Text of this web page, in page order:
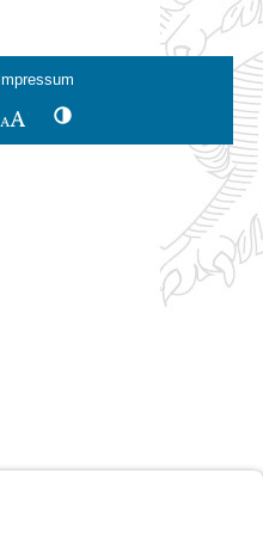
Impressum
SchriftgrößeKontrastwechsel